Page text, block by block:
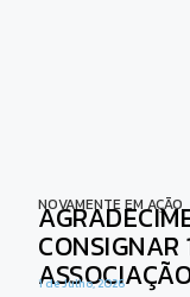
NOVAMENTE EM AÇÃO
CONSIGNAR
1 de Julho, 2026